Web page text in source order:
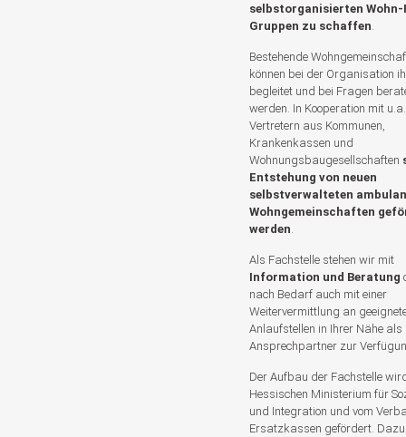
selbstorganisierten
Gruppen zu schaffen.
Bestehende
können bei der Organisation
begleitet und bei Fragen
werden. In Kooperation mit u.a.
Vertretern aus Kommunen,
Krankenkassen und
Wohnungsbaugesellschaften
Entstehung von neuen
selbstverwalteten
Wohngemeinschaften
werden.
Als Fachstelle stehen wir mit
Information und Beratung
nach Bedarf auch mit einer
Weitervermittlung an
Anlaufstellen in Ihrer Nähe als
Ansprechpartner zur
Der Aufbau der Fachstelle
Hessischen Ministerium für
und Integration und vom
Ersatzkassen gefördert.